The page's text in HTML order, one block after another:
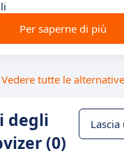
Per saperne di più
Vedere tutte le alternative
degli
(0)